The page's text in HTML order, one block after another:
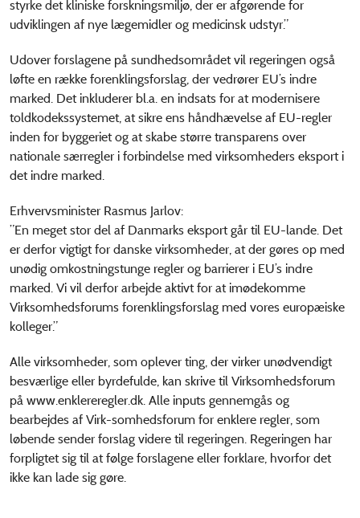
styrke det kliniske forskningsmiljø, der er afgørende for
udviklingen af nye lægemidler og medicinsk udstyr.”
Udover forslagene på sundhedsområdet vil regeringen også
løfte en række forenklingsforslag, der vedrører EU’s indre
marked. Det inkluderer bl.a. en indsats for at modernisere
toldkodekssystemet, at sikre ens håndhævelse af EU-regler
inden for byggeriet og at skabe større transparens over
nationale særregler i forbindelse med virksomheders eksport i
det indre marked.
Erhvervsminister Rasmus Jarlov:
”En meget stor del af Danmarks eksport går til EU-lande. Det
er derfor vigtigt for danske virksomheder, at der gøres op med
unødig omkostningstunge regler og barrierer i EU’s indre
marked. Vi vil derfor arbejde aktivt for at imødekomme
Virksomhedsforums forenklingsforslag med vores europæiske
kolleger.”
Alle virksomheder, som oplever ting, der virker unødvendigt
besværlige eller byrdefulde, kan skrive til Virksomhedsforum
på www.enklereregler.dk. Alle inputs gennemgås og
bearbejdes af Virk-somhedsforum for enklere regler, som
løbende sender forslag videre til regeringen. Regeringen har
forpligtet sig til at følge forslagene eller forklare, hvorfor det
ikke kan lade sig gøre.